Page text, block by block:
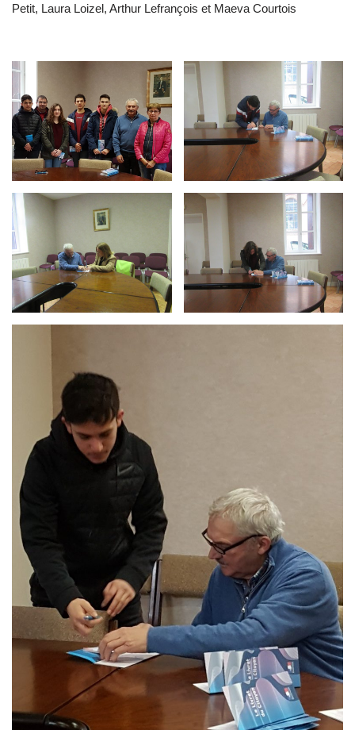
Petit, Laura Loizel, Arthur Lefrançois et Maeva Courtois